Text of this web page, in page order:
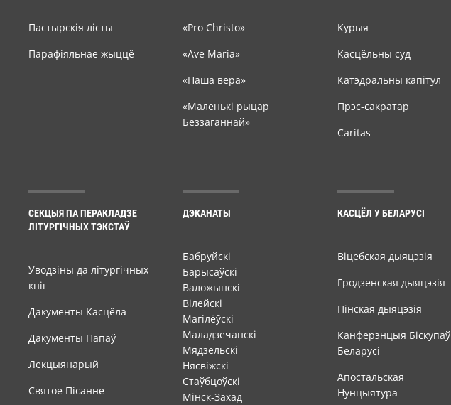
Пастырскія лісты
Парафіяльнае жыццё
«Pro Christo»
«Ave Maria»
«Наша вера»
«Маленькі рыцар
Беззаганнай»
Курыя
Касцёльны суд
Катэдральны капітул
Прэс-сакратар
Caritas
СЕКЦЫЯ ПА ПЕРАКЛАДЗЕ
ЛІТУРГІЧНЫХ ТЭКСТАЎ
Уводзіны да літургічных
кніг
Дакументы Касцёла
Дакументы Папаў
Лекцыянарый
Святое Пісанне
ДЭКАНАТЫ
Бабруйскі
Барысаўскі
Валожынскі
Вілейскі
Магілёўскі
Маладзечанскі
Мядзельскі
Нясвіжскі
Стаўбцоўскі
Мінск-Захад
КАСЦЁЛ У БЕЛАРУСІ
Віцебская дыяцэзія
Гродзенская дыяцэзія
Пінская дыяцэзія
Канферэнцыя Біскупаў
Беларусі
Апостальская
Нунцыятура